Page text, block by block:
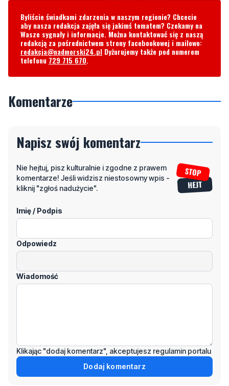
Byliście świadkami zdarzenia w naszym regionie? Chcecie
aby nasza redakcja zajęła się jakimś tematem? Czekamy na
Wasze sygnały i informacje. Można kontaktować się z naszą
redakcją za pośrednictwem strony facebookowej i mailowo:
redakcja@nadmorski24.pl Dyżurujemy także pod numerem
telefonu 729 715 670.
Komentarze
Napisz swój komentarz
Nie hejtuj, pisz kulturalnie i zgodne z prawem
komentarze! Jeśli widzisz niestosowny wpis -
kliknij "zgłoś nadużycie".
Imię / Podpis
Odpowiedz
Wiadomość
Klikając "dodaj komentarz", akceptujesz regulamin portalu
Dodaj komentarz